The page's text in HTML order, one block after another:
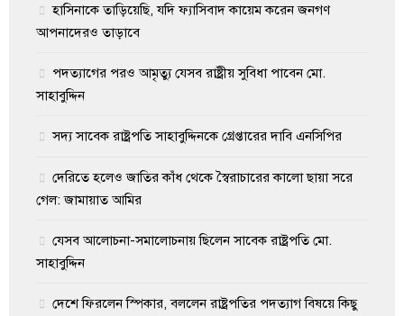
হাসিনাকে তাড়িয়েছি, যদি ফ্যাসিবাদ কায়েম করেন জনগণ
আপনাদেরও তাড়াবে
পদত্যাগের পরও আমৃত্যু যেসব রাষ্ট্রীয় সুবিধা পাবেন মো.
সাহাবুদ্দিন
সদ্য সাবেক রাষ্ট্রপতি সাহাবুদ্দিনকে গ্রেপ্তারের দাবি এনসিপির
দেরিতে হলেও জাতির কাঁধ থেকে স্বৈরাচারের কালো ছায়া সরে
গেল: জামায়াত আমির
যেসব আলোচনা-সমালোচনায় ছিলেন সাবেক রাষ্ট্রপতি মো.
সাহাবুদ্দিন
দেশে ফিরলেন স্পিকার, বললেন রাষ্ট্রপতির পদত্যাগ বিষয়ে কিছু